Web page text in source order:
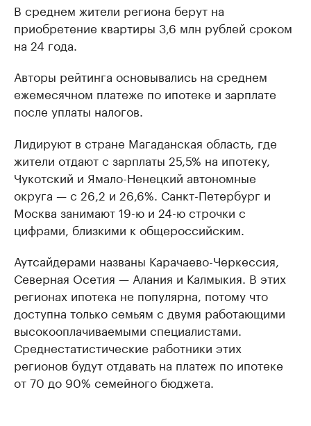
В среднем жители региона берут на
приобретение квартиры 3,6 млн рублей сроком
на 24 года.
Авторы рейтинга основывались на среднем
ежемесячном платеже по ипотеке и зарплате
после уплаты налогов.
Лидируют в стране Магаданская область, где
жители отдают с зарплаты 25,5% на ипотеку,
Чукотский и Ямало-Ненецкий автономные
округа — с 26,2 и 26,6%. Санкт-Петербург и
Москва занимают 19-ю и 24-ю строчки с
цифрами, близкими к общероссийским.
Аутсайдерами названы Карачаево-Черкессия,
Северная Осетия — Алания и Калмыкия. В этих
регионах ипотека не популярна, потому что
доступна только семьям с двумя работающими
высокооплачиваемыми специалистами.
Среднестатистические работники этих
регионов будут отдавать на платеж по ипотеке
от 70 до 90% семейного бюджета.